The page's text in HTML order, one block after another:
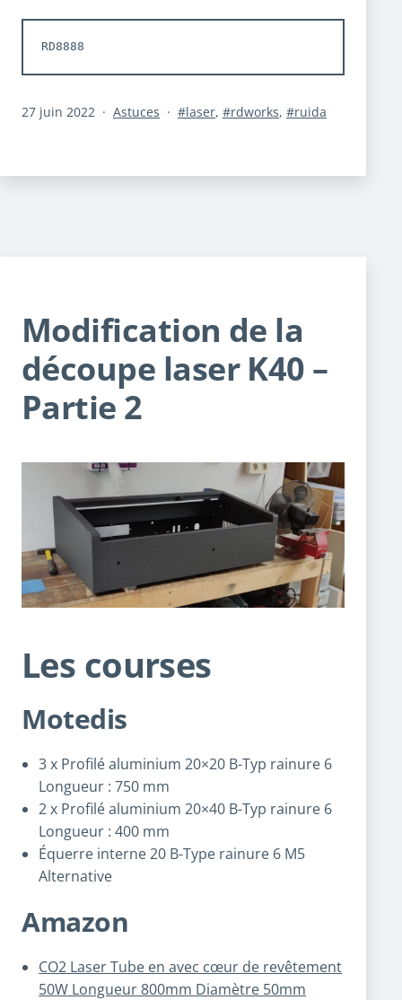
RD8888
Publié
27 juin 2022
Catégorisé
Astuces Étiqueté
laser, rdworks, ruida
Modification de la
découpe laser K40 –
Partie 2
Les courses
Motedis
3 x Profilé aluminium 20×20 B-Typ rainure 6
Longueur : 750 mm
2 x Profilé aluminium 20×40 B-Typ rainure 6
Longueur : 400 mm
Équerre interne 20 B-Type rainure 6 M5
Alternative
Amazon
CO2 Laser Tube en avec cœur de revêtement
50W Longueur 800mm Diamètre 50mm